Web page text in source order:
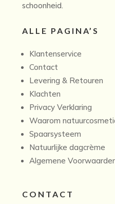
schoonheid.
ALLE PAGINA’S
Klantenservice
Contact
Levering & Retouren
Klachten
Privacy Verklaring
Waarom
Spaarsysteem
Natuurlijke dagcrème
Algemene
CONTACT